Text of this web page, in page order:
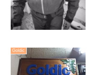
Goldic